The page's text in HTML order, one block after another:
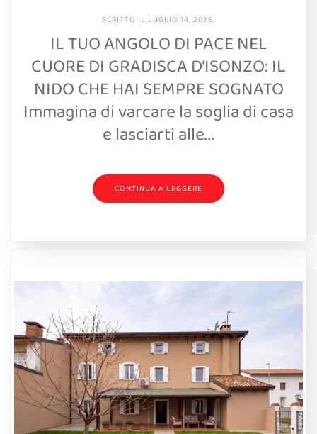
SCRITTO IL LUGLIO 14, 2026.
IL TUO ANGOLO DI PACE NEL
CUORE DI GRADISCA D’ISONZO: IL
NIDO CHE HAI SEMPRE SOGNATO
Immagina di varcare la soglia di casa
e lasciarti alle...
CONTINUA A LEGGERE